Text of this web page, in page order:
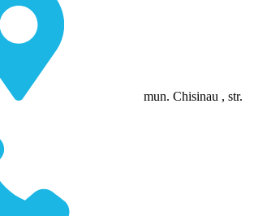
mun. Chisinau , str.